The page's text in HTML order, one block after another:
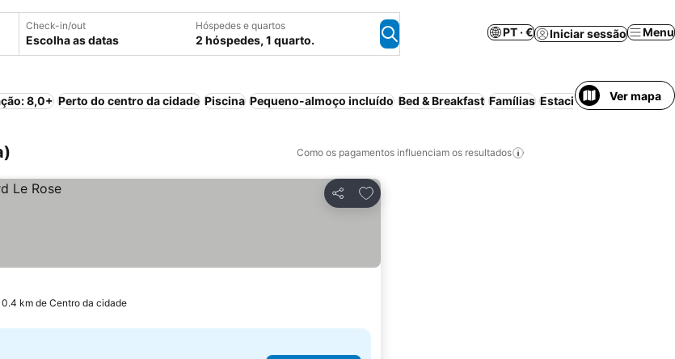
Check-in/out
Escolha as datas
Hóspedes e quartos
2 hóspedes, 1 quarto.
PT · € Iniciar sessão Menu
8,0+ Perto do centro da cidade Piscina Pequeno-almoço incluído Bed & Breakfast Famílias EstacionamentoVer mapa
Como os pagamentos influenciam os resultados
Partilhar
Adicionar aos favoritos
0.4 km de Centro da cidade